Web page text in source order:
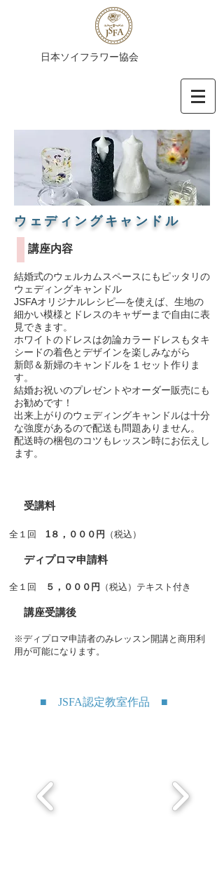
​日本ソイフラワー協会
​ウェディングキャンドル
​講座内容
結婚式のウェルカムスペースにもピッタリの
ウェディングキャンドル
JSFAオリジナルレシピ―を使えば、生地の
細かい模様とドレスのキャザーまで自由に表
見できます。
ホワイトのドレスは勿論カラードレスもタキ
シードの着色とデザインを楽しみながら
新郎＆新婦のキャンドルを１セット作りま
す。
結婚お祝いのプレゼントやオーダー販売にも
お勧めです！
出来上がりのウェディングキャンドルは十分
な強度があるので配送も問題ありません。
配送時の梱包のコツもレッスン時にお伝えし
ます。
​受講料
全１回 1８，０００円 （税込）
ディプロマ申請料
全１回 ５，０００円 （税込）テキスト付き
​講座受講後
※ディプロマ申請者のみレッスン開講と商用利
用が可能になります。
​■ JSFA認定教室作品 ■